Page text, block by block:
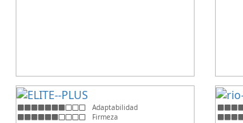
Adaptabilidad
Firmeza